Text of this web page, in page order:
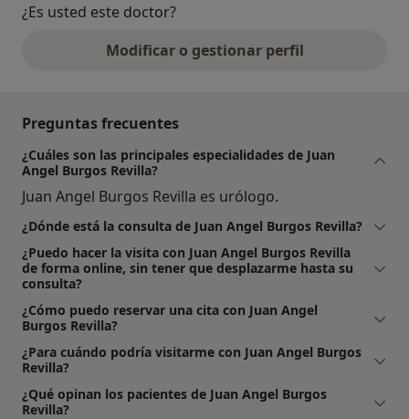
¿Es usted este doctor?
Modificar o gestionar perfil
Preguntas frecuentes
¿Cuáles son las principales especialidades de Juan
Angel Burgos Revilla?
Juan Angel Burgos Revilla es urólogo.
¿Dónde está la consulta de Juan Angel Burgos Revilla?
¿Puedo hacer la visita con Juan Angel Burgos Revilla
de forma online, sin tener que desplazarme hasta su
consulta?
¿Cómo puedo reservar una cita con Juan Angel
Burgos Revilla?
¿Para cuándo podría visitarme con Juan Angel Burgos
Revilla?
¿Qué opinan los pacientes de Juan Angel Burgos
Revilla?